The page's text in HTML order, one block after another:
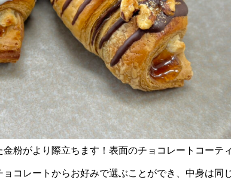
粉がより際立ちます！表面のチョコレートコーテ
コレートからお好みで選ぶことができ、中身は同